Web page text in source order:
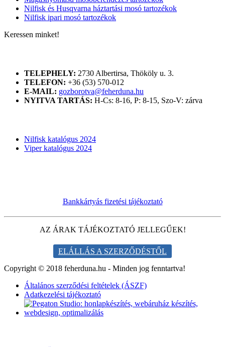
Nilfisk és Husqvarna háztartási mosó tartozékok
Nilfisk ipari mosó tartozékok
Keressen minket!
TELEPHELY: 2730 Albertirsa, Thököly u. 3.
TELEFON: +36 (53) 570-012
E-MAIL: gozborotva@feherduna.hu
NYITVA TARTÁS: H-Cs: 8-16, P: 8-15, Szo-V: zárva
Nilfisk katalógus 2024
Viper katalógus 2024
Bankkártyás fizetési tájékoztató
AZ ÁRAK TÁJÉKOZTATÓ JELLEGŰEK!
ELÁLLÁS A SZERZŐDÉSTŐL
Copyright © 2018 feherduna.hu - Minden jog fenntartva!
Általános szerződési feltételek (ÁSZF)
Adatkezelési tájékoztató